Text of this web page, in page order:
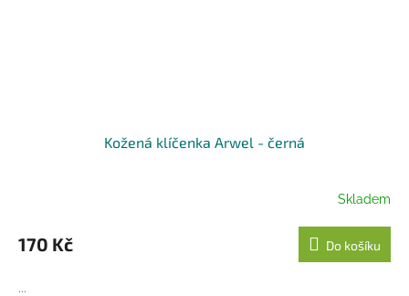
Kožená klíčenka Arwel - černá
Skladem
170 Kč Do košíku
...